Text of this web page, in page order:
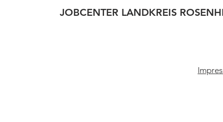
JOBCENTER LANDKREIS